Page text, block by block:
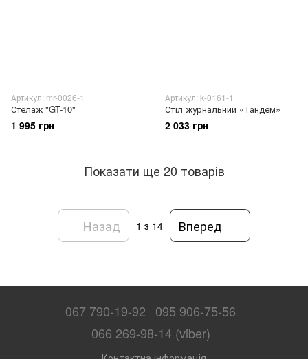
Артикул: mr-0026-1
Стелаж "GT-10"
1 995 грн
Артикул: k-0161-1
Стіл журнальний «Тандем»
2 033 грн
Показати ще 20 товарів
Назад 1 з 14 Вперед
067 790-19-92
095 906-75-56
066 269-98-14 (viber)